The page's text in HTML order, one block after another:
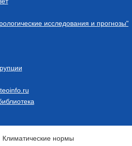
исследования и прогнозы"
Климатические нормы